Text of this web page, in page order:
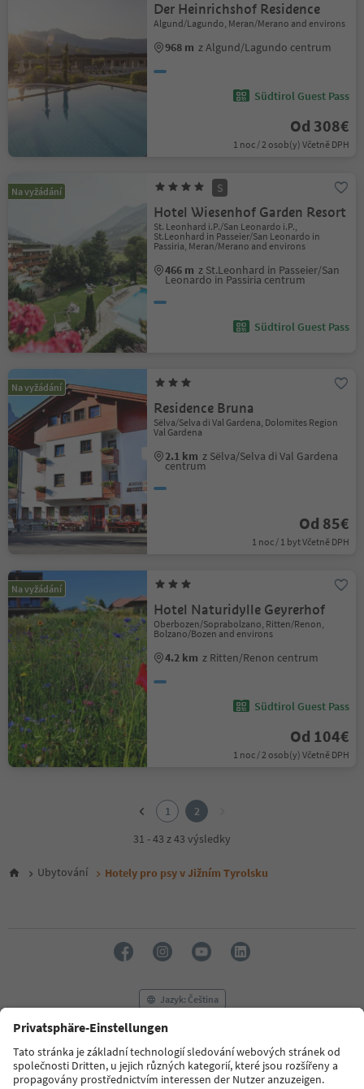
Der Heinrichshof Residence
Algund/Lagundo, Meran/Merano and environs
968 m z Algund/Lagundo centrum
Südtirol Guest Pass
Od 308€
1 noc / 2 osob(y) Včetně DPH
Na vyžádání S
Hotel Wiesenhof Garden Resort
St. Leonhard i.P./San Leonardo i.P.,
St.Leonhard in Passeier/San Leonardo in
Passiria, Meran/Merano and environs
466 m z St.Leonhard in Passeier/San
Leonardo in Passiria centrum
Südtirol Guest Pass
Na vyžádání
Residence Bruna
Sëlva/Selva di Val Gardena, Dolomites Region
Val Gardena
2.1 km z Sëlva/Selva di Val Gardena
centrum
Od 85€
1 noc / 1 byt Včetně DPH
Na vyžádání
Hotel Naturidylle Geyrerhof
Oberbozen/Soprabolzano, Ritten/Renon,
Bolzano/Bozen and environs
4.2 km z Ritten/Renon centrum
Südtirol Guest Pass
Od 104€
1 noc / 2 osob(y) Včetně DPH
1
2
31 - 43 z 43 výsledky
Ubytování Hotely pro psy v Jižním Tyrolsku
Jazyk: Čeština
FAQ Kontaktujte nás Tisk
MICE
Zásady ochrany osobních údajů
Podmínky a ujednání
Tiráž